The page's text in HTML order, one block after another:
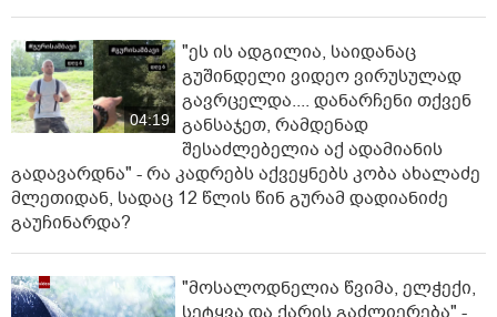
04:19
"ეს ის ადგილია, საიდანაც
გუშინდელი ვიდეო ვირუსულად
გავრცელდა.... დანარჩენი თქვენ
განსაჯეთ, რამდენად
შესაძლებელია აქ ადამიანის
გადავარდნა" - რა კადრებს აქვეყნებს კობა ახალაძე
მლეთიდან, სადაც 12 წლის წინ გურამ დადიანიძე
გაუჩინარდა?
"მოსალოდნელია წვიმა, ელჭექი,